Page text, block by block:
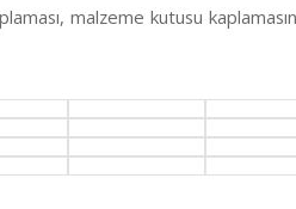
malzeme kutusu